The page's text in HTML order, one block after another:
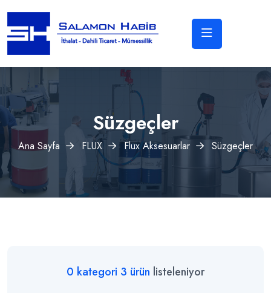
Süzgeçler
Ana Sayfa FLUX Flux Aksesuarlar Süzgeçler
0 kategori 3 ürün listeleniyor